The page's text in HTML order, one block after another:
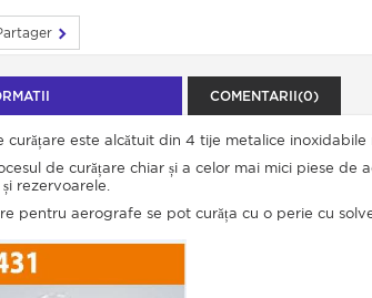
COMENTARII(0)
curățare este alcătuit din 4 tije metalice inoxidabile
de curățare chiar și a celor mai mici piese
rezervoarele.
pentru aerografe se pot curăța cu o perie cu